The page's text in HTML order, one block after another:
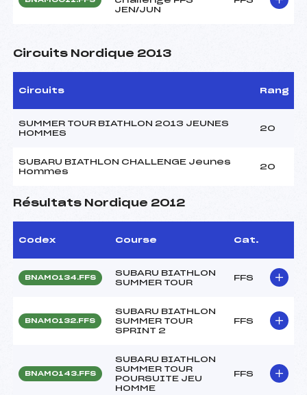
JEN/JUN
Circuits Nordique 2013
Circuits Rang
SUMMER TOUR BIATHLON 2013 JEUNES
HOMMES
20
SUBARU BIATHLON CHALLENGE Jeunes
Hommes
20
Résultats Nordique 2012
Codex Course Cat.
BNAM0134.FFS
SUBARU BIATHLON
SUMMER TOUR
FFS
BNAM0132.FFS
SUBARU BIATHLON
SUMMER TOUR
SPRINT 2
FFS
BNAM0143.FFS
SUBARU BIATHLON
SUMMER TOUR
POURSUITE JEU
HOMME
FFS